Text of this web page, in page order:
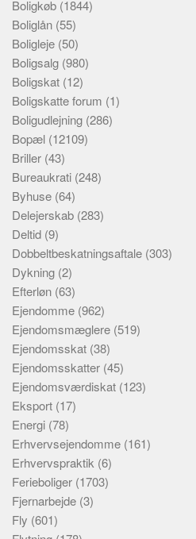
Boligkøb (1844)
Boliglån (55)
Boligleje (50)
Boligsalg (980)
Boligskat (12)
Boligskatte forum (1)
Boligudlejning (286)
Bopæl (12109)
Briller (43)
Bureaukrati (248)
Byhuse (64)
Delejerskab (283)
Deltid (9)
Dobbeltbeskatningsaftale (303)
Dykning (2)
Efterløn (63)
Ejendomme (962)
Ejendomsmæglere (519)
Ejendomsskat (38)
Ejendomsskatter (45)
Ejendomsværdiskat (123)
Eksport (17)
Energi (78)
Erhvervsejendomme (161)
Erhvervspraktik (6)
Ferieboliger (1703)
Fjernarbejde (3)
Fly (601)